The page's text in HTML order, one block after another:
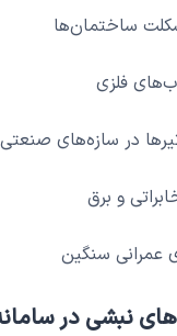
ساختمان‌ها
فلزی
در سازه‌های صنعتی
و برق
عمرانی سنگین
نبشی در